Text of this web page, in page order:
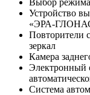
Выбор
Устройство
«ЭРА-
Повторители
зеркал
Камера
Электронный
Система